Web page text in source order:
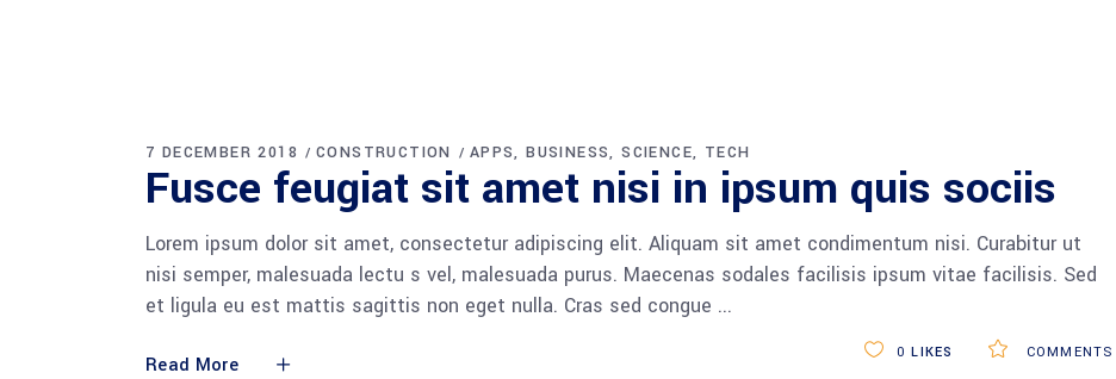
7 DECEMBER 2018 CONSTRUCTION APPS BUSINESS SCIENCE TECH
Fusce feugiat sit amet nisi in ipsum quis sociis
Lorem ipsum dolor sit amet, consectetur adipiscing elit. Aliquam sit amet condimentum nisi. Curabitur ut
nisi semper, malesuada lectu s vel, malesuada purus. Maecenas sodales facilisis ipsum vitae facilisis. Sed
et ligula eu est mattis sagittis non eget nulla. Cras sed congue
Read More
COMMENTS
0 LIKES